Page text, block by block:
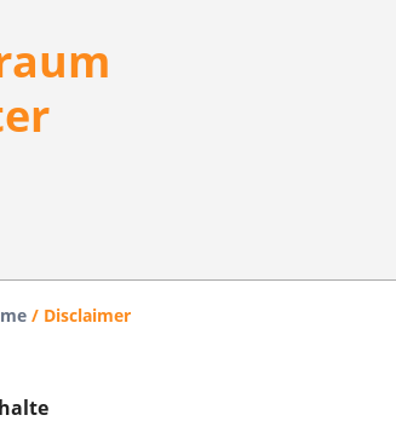
/ Disclaimer